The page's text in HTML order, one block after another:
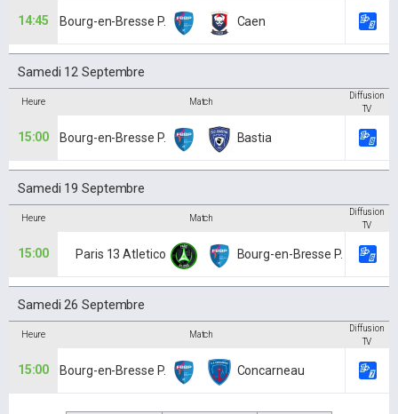
14:45 Bourg-en-Bresse P. Caen
Samedi 12 Septembre
Heure Match
Diffusion
TV
15:00 Bourg-en-Bresse P. Bastia
Samedi 19 Septembre
Heure Match
Diffusion
TV
15:00 Paris 13 Atletico Bourg-en-Bresse P.
Samedi 26 Septembre
Heure Match
Diffusion
TV
15:00 Bourg-en-Bresse P. Concarneau